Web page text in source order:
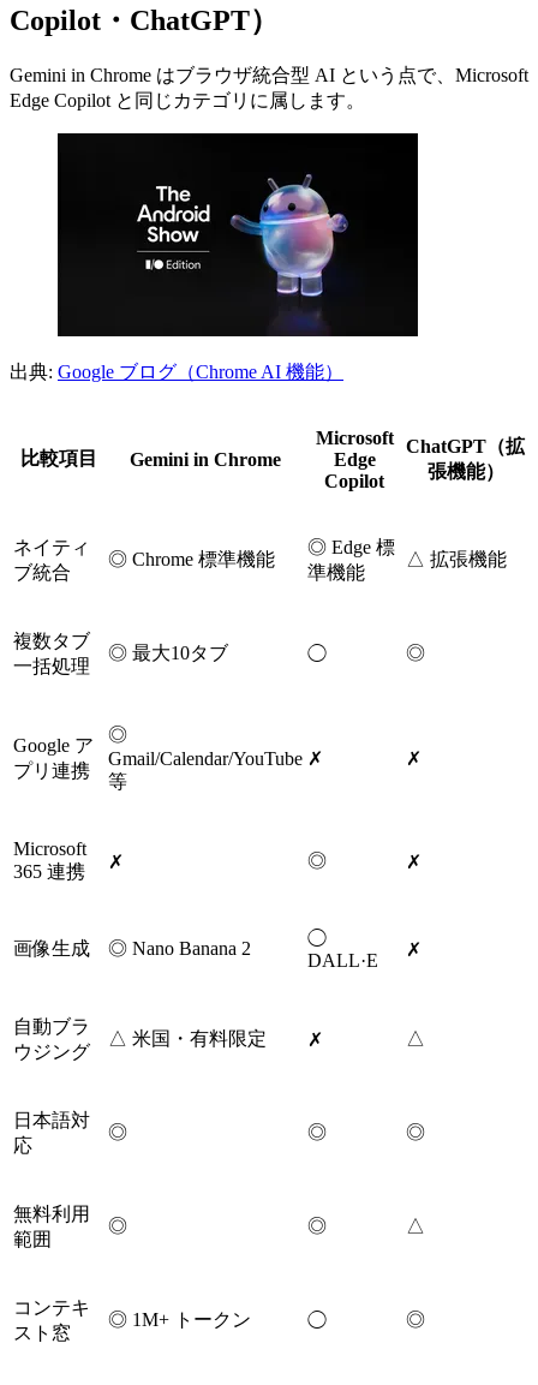
Copilot・ChatGPT）
Gemini in Chrome はブラウザ統合型 AI という点で、Microsoft
Edge Copilot と同じカテゴリに属します。
出典: Google ブログ（Chrome AI 機能）
比較項目 Gemini in Chrome
Microsoft
Edge
Copilot
ChatGPT（拡
張機能）
ネイティ
ブ統合
◎ Chrome 標準機能
◎ Edge 標
準機能
△ 拡張機能
複数タブ
一括処理
◎ 最大10タブ ◯ ◎
Google ア
プリ連携
◎
Gmail/Calendar/YouTube
等
✗ ✗
Microsoft
365 連携
✗ ◎ ✗
画像生成 ◎ Nano Banana 2
◯
DALL·E
✗
自動ブラ
ウジング
△ 米国・有料限定 ✗ △
日本語対
応
◎ ◎ ◎
無料利用
範囲
◎ ◎ △
コンテキ
スト窓
◎ 1M+ トークン ◯ ◎